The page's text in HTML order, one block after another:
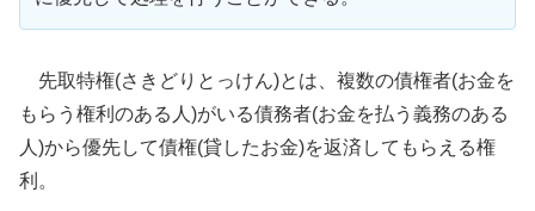
先取特権(さきどりとっけん)とは、複数の債権者(お金を
もらう権利のある人)がいる債務者(お金を払う義務のある
人)から優先して債権(貸したお金)を返済してもらえる権
利。